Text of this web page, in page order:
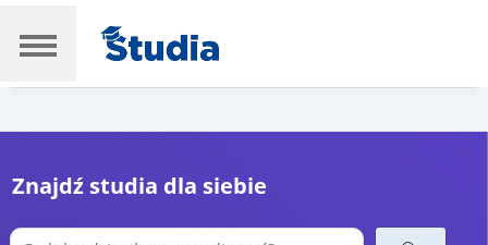
Znajdź studia dla siebie